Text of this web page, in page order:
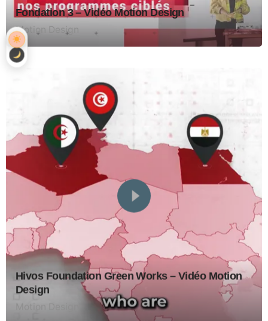
Fondation 3 – Vidéo Motion Design
Motion Design
Hivos Foundation Green Works – Vidéo Motion
Design